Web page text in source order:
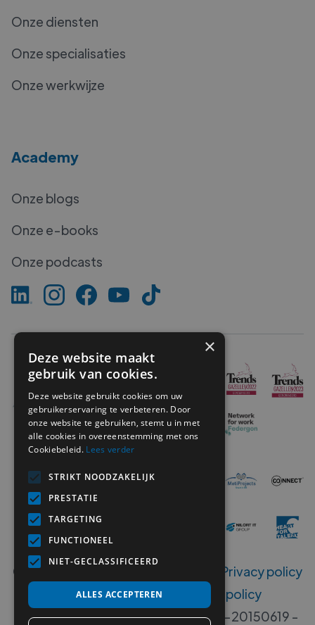
Onze diensten
Onze specialisaties
Onze werkwijze
Academy
Onze blogs
Onze e-books
Onze podcasts
Copyright ©
Privacy policy
Disclaimer-Klokkenluiders policy
Erkenningsnummers B 00533-406-20150619 -
×
Deze website maakt
gebruik van cookies.
Deze website gebruikt cookies om uw
gebruikerservaring te verbeteren. Door
onze website te gebruiken, stemt u in met
alle cookies in overeenstemming met ons
Cookiebeleid. Lees verder
STRIKT NOODZAKELIJK
PRESTATIE
TARGETING
FUNCTIONEEL
NIET-GECLASSIFICEERD
ALLES ACCEPTEREN